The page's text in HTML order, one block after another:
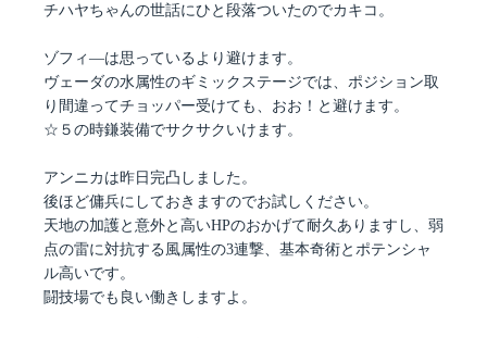
チハヤちゃんの世話にひと段落ついたのでカキコ。
ゾフィ―は思っているより避けます。
ヴェーダの水属性のギミックステージでは、ポジション取
り間違ってチョッパー受けても、おお！と避けます。
☆５の時鎌装備でサクサクいけます。
アンニカは昨日完凸しました。
後ほど傭兵にしておきますのでお試しください。
天地の加護と意外と高いHPのおかげて耐久ありますし、弱
点の雷に対抗する風属性の3連撃、基本奇術とポテンシャ
ル高いです。
闘技場でも良い働きしますよ。